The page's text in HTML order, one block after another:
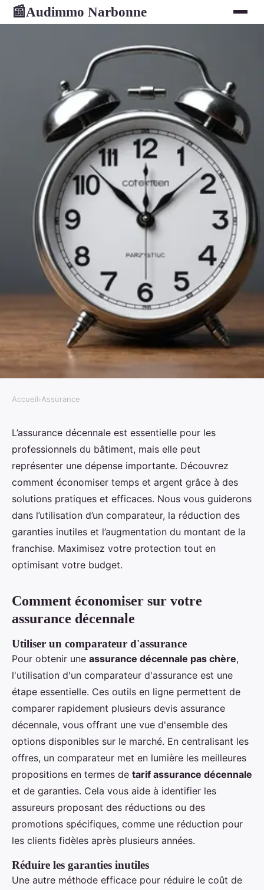
📰Audimmo Narbonne
Assurance décennale :
économisez temps et argent avec
notre aide
Noa•7 septembre 2024• 4 min de lecture
Accueil›Assurance
L’assurance décennale est essentielle pour les
professionnels du bâtiment, mais elle peut
représenter une dépense importante. Découvrez
comment économiser temps et argent grâce à des
solutions pratiques et efficaces. Nous vous guiderons
dans l’utilisation d’un comparateur, la réduction des
garanties inutiles et l’augmentation du montant de la
franchise. Maximisez votre protection tout en
optimisant votre budget.
Comment économiser sur votre
assurance décennale
Utiliser un comparateur d'assurance
Pour obtenir une assurance décennale pas chère,
l'utilisation d'un comparateur d'assurance est une
étape essentielle. Ces outils en ligne permettent de
comparer rapidement plusieurs devis assurance
décennale, vous offrant une vue d'ensemble des
options disponibles sur le marché. En centralisant les
offres, un comparateur met en lumière les meilleures
propositions en termes de tarif assurance décennale
et de garanties. Cela vous aide à identifier les
assureurs proposant des réductions ou des
promotions spécifiques, comme une réduction pour
les clients fidèles après plusieurs années.
Réduire les garanties inutiles
Une autre méthode efficace pour réduire le coût de